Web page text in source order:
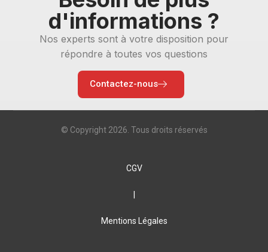
d'informations ?
Nos experts sont à votre disposition pour
répondre à toutes vos questions
Contactez-nous
© Copyright 2026. Tous droits réservés
CGV
Mentions Légales